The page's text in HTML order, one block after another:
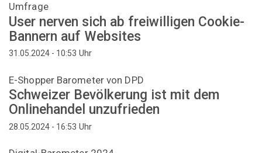
Umfrage
User nerven sich ab freiwilligen Cookie-
Bannern auf Websites
31.05.2024 - 10:53 Uhr
E-Shopper Barometer von DPD
Schweizer Bevölkerung ist mit dem
Onlinehandel unzufrieden
28.05.2024 - 16:53 Uhr